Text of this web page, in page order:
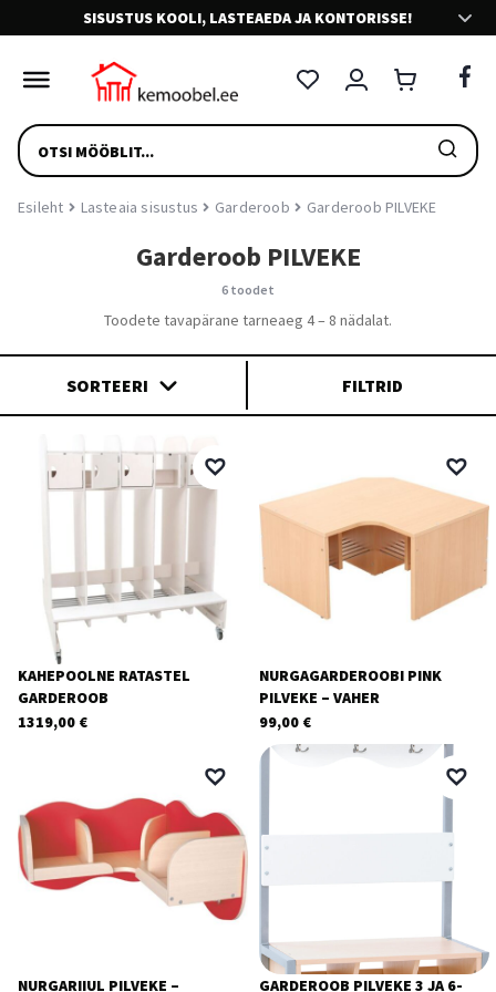
SISUSTUS KOOLI, LASTEAEDA JA KONTORISSE!
VÄLJASTAME E-ARVEID
Riigieelarvelistele asutustele väljastame e-arveid Omniva
arvetekeskuse kaudu.
SÕBRALIK KLIENDITEENINDUS
PRODUCTS
SEARCH
Esileht Lasteaia sisustus Garderoob Garderoob PILVEKE
Garderoob PILVEKE
6 toodet
Toodete tavapärane tarneaeg 4 – 8 nädalat.
SORTEERI FILTRID
KAHEPOOLNE RATASTEL
GARDEROOB
1319,00 €
NURGAGARDEROOBI PINK
PILVEKE – VAHER
99,00 €
NURGARIIUL PILVEKE –
GARDEROOB PILVEKE 3 JA 6-